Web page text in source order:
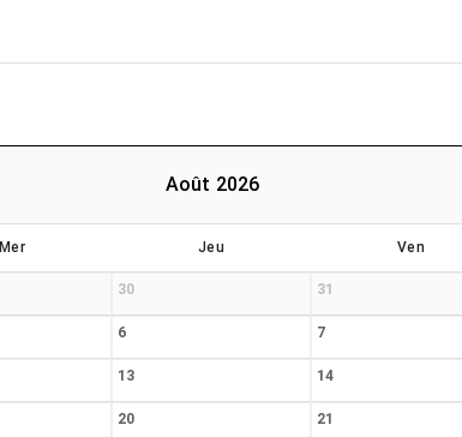
Août 2026
Mer Jeu Ven
30 31
6 7
13 14
20 21